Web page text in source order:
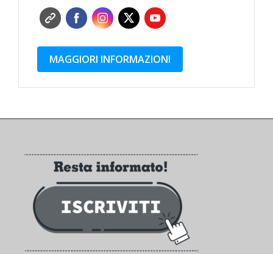
MAGGIORI INFORMAZIONI